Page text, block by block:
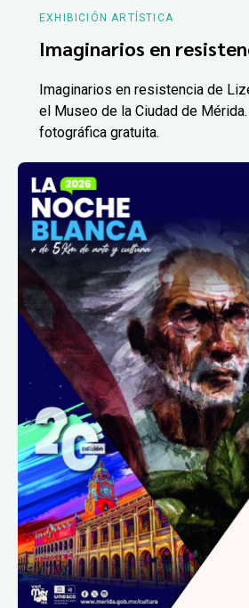
EXHIBICIÓN ARTÍSTICA
Imaginarios en
Imaginarios en resistencia de
el Museo de la Ciudad de
fotográfica gratuita.